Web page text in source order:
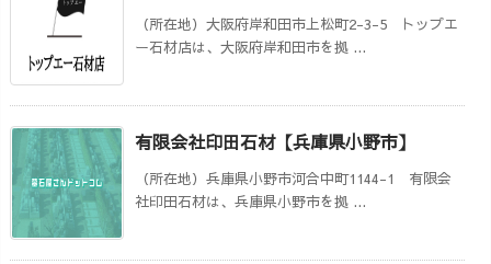
（所在地）大阪府岸和田市上松町2-3-5 トップエ
ー石材店は、大阪府岸和田市を拠 ...
有限会社印田石材【兵庫県小野市】
（所在地）兵庫県小野市河合中町1144-1 有限会
社印田石材は、兵庫県小野市を拠 ...